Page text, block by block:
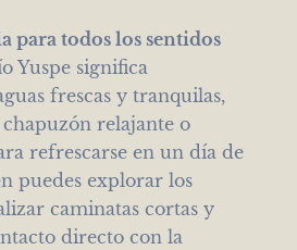
para todos los sentidos
Yuspe significa
frescas y tranquilas,
relajante o
refrescarse en un día de
puedes explorar los
caminatas cortas y
directo con la